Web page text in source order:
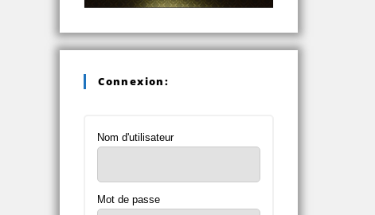
Connexion:
Nom d'utilisateur
Mot de passe